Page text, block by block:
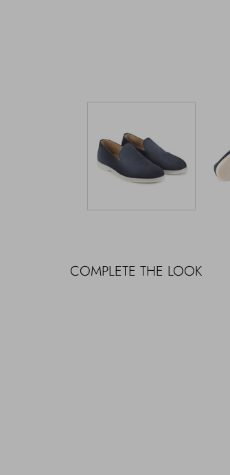
COMPLETE THE LOOK